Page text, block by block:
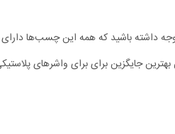
داشته باشید که همه این چسب‌ها دارای
جایگزین برای برای واشرهای